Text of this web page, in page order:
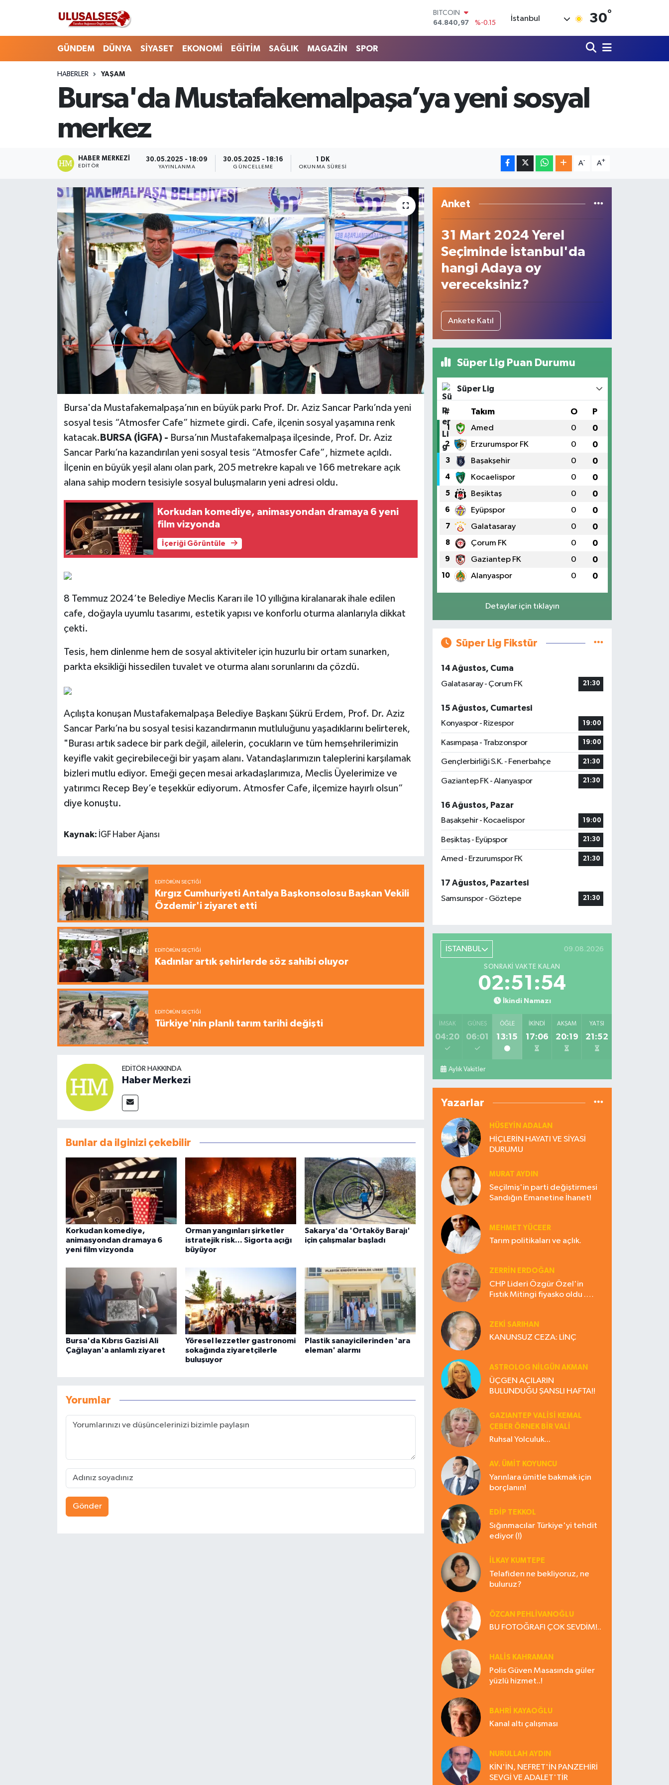
DOLAR
47,7436
%0.18
64,4811
%0.38
BİST100
13.779
%-14
BITCOIN
İstanbul 30°
GÜNDEM DÜNYA SİYASET EKONOMİ EĞİTİM SAĞLIK MAGAZİN SPOR
HABERLER YAŞAM
Bursa'da Mustafakemalpaşa’ya yeni sosyal
merkez
HABER MERKEZI
EDITÖR
30.05.2025 - 18:09
YAYINLANMA
30.05.2025 - 18:16
GÜNCELLEME
1 DK
OKUNMA SÜRESI
A- A+
Bursa'da Mustafakemalpaşa’nın en büyük parkı Prof. Dr. Aziz Sancar Parkı’nda yeni
sosyal tesis “Atmosfer Cafe” hizmete girdi. Cafe, ilçenin sosyal yaşamına renk
katacak. BURSA (İGFA) - Bursa’nın Mustafakemalpaşa ilçesinde, Prof. Dr. Aziz
Sancar Parkı’na kazandırılan yeni sosyal tesis “Atmosfer Cafe”, hizmete açıldı.
İlçenin en büyük yeşil alanı olan park, 205 metrekre kapalı ve 166 metrekare açık
alana sahip modern tesisiyle sosyal buluşmaların yeni adresi oldu.
Korkudan komediye, animasyondan dramaya 6 yeni
film vizyonda
İçeriği Görüntüle
8 Temmuz 2024’te Belediye Meclis Kararı ile 10 yıllığına kiralanarak ihale edilen
cafe, doğayla uyumlu tasarımı, estetik yapısı ve konforlu oturma alanlarıyla dikkat
çekti.
Tesis, hem dinlenme hem de sosyal aktiviteler için huzurlu bir ortam sunarken,
parkta eksikliği hissedilen tuvalet ve oturma alanı sorunlarını da çözdü.
Açılışta konuşan Mustafakemalpaşa Belediye Başkanı Şükrü Erdem, Prof. Dr. Aziz
Sancar Parkı’na bu sosyal tesisi kazandırmanın mutluluğunu yaşadıklarını belirterek,
"Burası artık sadece bir park değil, ailelerin, çocukların ve tüm hemşehrilerimizin
keyifle vakit geçirebileceği bir yaşam alanı. Vatandaşlarımızın taleplerini karşılamak
bizleri mutlu ediyor. Emeği geçen mesai arkadaşlarımıza, Meclis Üyelerimize ve
yatırımcı Recep Bey’e teşekkür ediyorum. Atmosfer Cafe, ilçemize hayırlı olsun”
diye konuştu.
Kaynak: İGF Haber Ajansı
EDITÖRÜN SEÇTIĞI
Kırgız Cumhuriyeti Antalya Başkonsolosu Başkan Vekili
Özdemir'i ziyaret etti
EDITÖRÜN SEÇTIĞI
Kadınlar artık şehirlerde söz sahibi oluyor
EDITÖRÜN SEÇTIĞI
Türkiye'nin planlı tarım tarihi değişti
EDITÖR HAKKINDA
Haber Merkezi
Bunlar da ilginizi çekebilir
Korkudan komediye,
animasyondan dramaya 6
yeni film vizyonda
Orman yangınları şirketler
istratejik risk... Sigorta açığı
büyüyor
Sakarya'da 'Ortaköy Barajı'
için çalışmalar başladı
Bursa'da Kıbrıs Gazisi Ali
Çağlayan'a anlamlı ziyaret
Yöresel lezzetler gastronomi
sokağında ziyaretçilerle
buluşuyor
Plastik sanayicilerinden 'ara
eleman' alarmı
Yorumlar
Gönder
Anket
31 Mart 2024 Yerel
Seçiminde İstanbul'da
hangi Adaya oy
vereceksiniz?
Ankete Katıl
Süper Lig Puan Durumu
Süper Lig
# Takım O P
1 Amed 0 0
2 Erzurumspor FK 0 0
3 Başakşehir 0 0
4 Kocaelispor 0 0
5 Beşiktaş 0 0
6 Eyüpspor 0 0
7 Galatasaray 0 0
8 Çorum FK 0 0
9 Gaziantep FK 0 0
10 Alanyaspor 0 0
Detaylar için tıklayın
Süper Lig Fikstür
14 Ağustos, Cuma
Galatasaray - Çorum FK
21:30
15 Ağustos, Cumartesi
Konyaspor - Rizespor
19:00
Kasımpaşa - Trabzonspor 19:00
Gençlerbirliği S.K. - Fenerbahçe 21:30
Gaziantep FK - Alanyaspor 21:30
16 Ağustos, Pazar
Başakşehir - Kocaelispor
19:00
Beşiktaş - Eyüpspor 21:30
Amed - Erzurumspor FK 21:30
17 Ağustos, Pazartesi
Samsunspor - Göztepe
21:30
İSTANBUL 09.08.2026
SONRAKI VAKTE KALAN
02:51:53
İkindi Namazı
İMSAK
04:20
GÜNEŞ
06:01
ÖĞLE
13:15
İKINDI
17:06
AKŞAM
20:19
YATSI
21:52
Aylık Vakitler
Yazarlar
HÜSEYIN ADALAN
HİÇLERİN HAYATI VE SİYASİ
DURUMU
MURAT AYDIN
Seçilmiş'in parti değiştirmesi
Sandığın Emanetine İhanet!
MEHMET YÜCEER
Tarım politikaları ve açlık.
ZERRIN ERDOĞAN
CHP Lideri Özgür Özel'in
Fıstık Mitingi fiyasko oldu .
ZEKI SARIHAN
KANUNSUZ CEZA: LİNÇ
ASTROLOG NILGÜN AKMAN
ÜÇGEN AÇILARIN
BULUNDUĞU ŞANSLI HAFTA!!
GAZIANTEP VALISI KEMAL
ÇEBER ÖRNEK BİR VALİ
Ruhsal Yolculuk...
AV. ÜMIT KOYUNCU
Yarınlara ümitle bakmak için
borçlanın!
EDIP TEKKOL
Sığınmacılar Türkiye'yi tehdit
ediyor (!)
İLKAY KUMTEPE
Telafiden ne bekliyoruz, ne
buluruz?
ÖZCAN PEHLİVANOĞLU
BU FOTOĞRAFI ÇOK SEVDİM!..
HALIS KAHRAMAN
Polis Güven Masasında güler
yüzlü hizmet..!
BAHRI KAYAOĞLU
Kanal altı çalışması
NURULLAH AYDIN
KİN'İN, NEFRET'İN PANZEHİRİ
SEVGİ VE ADALET'TİR
GÜNDEM
DÜNYA
SİYASET
SAĞLIK
MAGAZİN
Hava Durumu
Trafik Durumu
Süper Lig Puan Durumu ve Fikstür
Son Dakika Haberleri
Haber Arşivi